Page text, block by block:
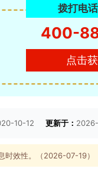
拨打电
400-
点击
10-12 更新于：
时效性。（2026-07-19）